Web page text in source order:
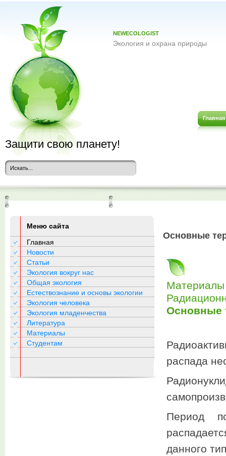
NEWECOLOGIST
Экология и охрана природы
Главная
Защити свою планету!
Меню сайта
Главная
Новости
Статьи
Экология вокруг нас
Общая экология
Естествознание и основы экологии
Экология человека
Экология младенчества
Литература
Материалы
Студентам
Основные
Материалы
Основные
распада
Период
данного